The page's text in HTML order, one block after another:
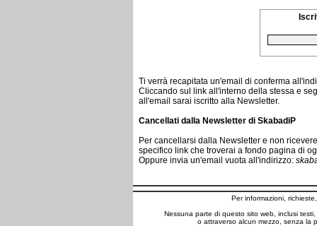
Ti verrà recapitata un'email di conferma
Cliccando sul link all'interno della stessa e
all'email sarai iscritto alla Newsletter.
Cancellati dalla Newsletter di SkabadiP
Per cancellarsi dalla Newsletter e non
specifico link che troverai a fondo pagina di
Oppure invia un'email vuota all'indirizzo:
Per informazioni,
Nessuna parte di questo sito web, inclusi
o attraverso alcun mezzo, senza la